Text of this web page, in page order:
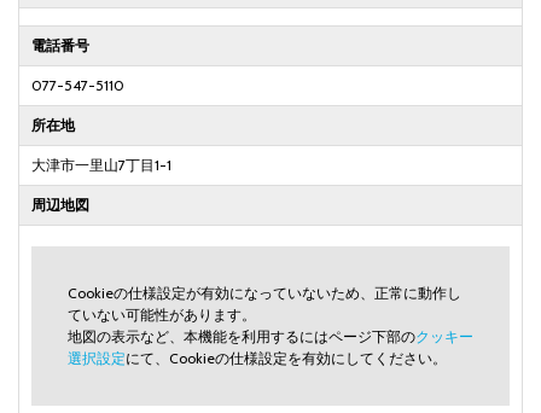
電話番号
077-547-5110
所在地
大津市一里山7丁目1-1
周辺地図
Cookieの仕様設定が有効になっていないため、正常に動作し
ていない可能性があります。
地図の表示など、本機能を利用するにはページ下部のクッキー
選択設定にて、Cookieの仕様設定を有効にしてください。